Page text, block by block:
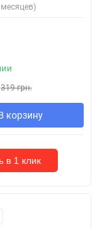
месяцев)
319 грн.
корзину
в 1 клик